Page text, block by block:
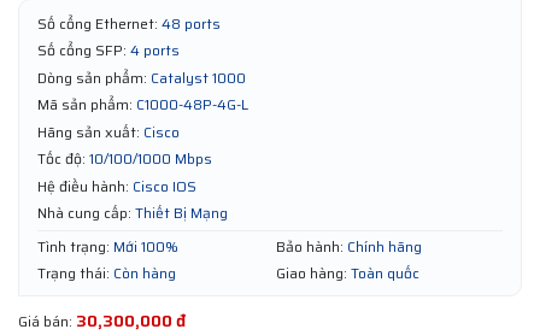
Số cổng Ethernet: 48 ports
Số cổng SFP: 4 ports
Dòng sản phẩm: Catalyst 1000
Mã sản phẩm: C1000-48P-4G-L
Hãng sản xuất: Cisco
Tốc độ: 10/100/1000 Mbps
Hệ điều hành: Cisco IOS
Nhà cung cấp: Thiết Bị Mạng
Tình trạng: Mới 100% Bảo hành: Chính hãng
Trạng thái: Còn hàng Giao hàng: Toàn quốc
Giá bán: 30,300,000 đ